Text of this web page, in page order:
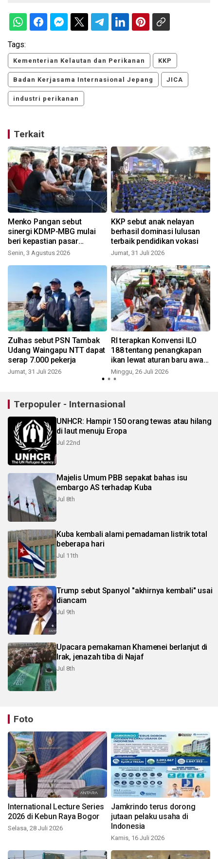
Tags:
Kementerian Kelautan dan Perikanan KKP
Badan Kerjasama Internasional Jepang JICA
industri perikanan
Terkait
Menko Pangan sebut
sinergi KDMP-MBG mulai
beri kepastian pasar
masyarakat
Senin, 3 Agustus 2026
KKP sebut anak nelayan
berhasil dominasi lulusan
terbaik pendidikan vokasi
Jumat, 31 Juli 2026
Zulhas sebut PSN Tambak
Udang Waingapu NTT dapat
serap 7.000 pekerja
Jumat, 31 Juli 2026
RI terapkan Konvensi ILO
188 tentang penangkapan
ikan lewat aturan baru awak
kapal perikanan
Minggu, 26 Juli 2026
Terpopuler - Internasional
UNHCR: Hampir 150 orang tewas atau hilang
di laut menuju Eropa
Jul 22nd
Majelis Umum PBB sepakat bahas isu
embargo AS terhadap Kuba
Jul 8th
Kuba kembali alami pemadaman listrik total
beberapa hari
Jul 11th
Trump sebut Spanyol "akhirnya kembali" usai
diancam
Jul 9th
Upacara pemakaman Khamenei berlanjut di
Irak, jenazah tiba di Najaf
Jul 8th
Foto
International Lecture Series
2026 di Kebun Raya Bogor
Selasa, 28 Juli 2026
Jamkrindo terus dorong
jutaan pelaku usaha di
Indonesia
Kamis, 16 Juli 2026